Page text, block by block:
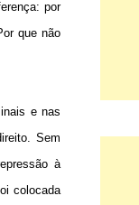
por
que não
e nas
Sem
à
colocada